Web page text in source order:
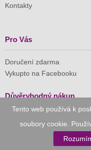
Tento web používá k
soubory cookie.
Kontakty
Pro Vás
Doručení zdarma
Vykupto na Facebooku
Důvěryhodný nákup
Naše
komerci